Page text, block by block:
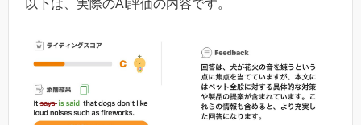
以下は、実際のAI評価の内容です。